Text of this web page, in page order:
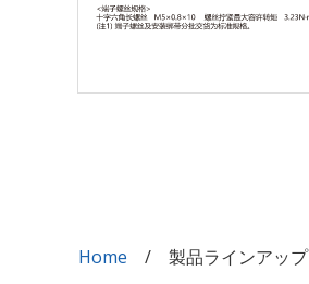
Home 製品ラインアップ